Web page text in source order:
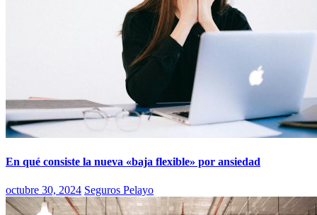
En qué consiste la nueva «baja flexible» por ansiedad
octubre 30, 2024 Seguros Pelayo